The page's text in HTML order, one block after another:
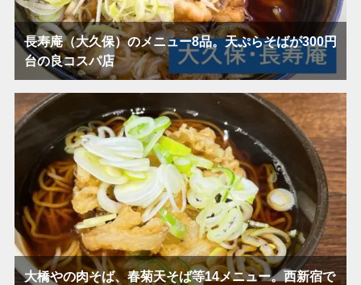
長寿庵（大久保）のメニュー8品。天ぷらそばが300円
台の良コスパ店
大橋やの肉そば、春菊天そば等14メニュー。西新宿で